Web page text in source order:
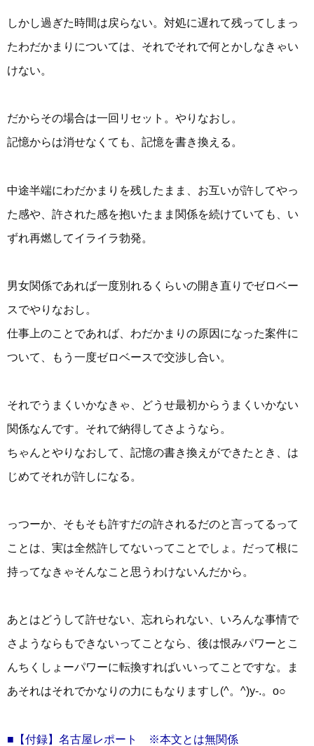
しかし過ぎた時間は戻らない。対処に遅れて残ってしまっ
たわだかまりについては、それでそれで何とかしなきゃい
けない。
だからその場合は一回リセット。やりなおし。
記憶からは消せなくても、記憶を書き換える。
中途半端にわだかまりを残したまま、お互いが許してやっ
た感や、許された感を抱いたまま関係を続けていても、い
ずれ再燃してイライラ勃発。
男女関係であれば一度別れるくらいの開き直りでゼロベー
スでやりなおし。
仕事上のことであれば、わだかまりの原因になった案件に
ついて、もう一度ゼロベースで交渉し合い。
それでうまくいかなきゃ、どうせ最初からうまくいかない
関係なんです。それで納得してさようなら。
ちゃんとやりなおして、記憶の書き換えができたとき、は
じめてそれが許しになる。
っつーか、そもそも許すだの許されるだのと言ってるって
ことは、実は全然許してないってことでしょ。だって根に
持ってなきゃそんなこと思うわけないんだから。
あとはどうして許せない、忘れられない、いろんな事情で
さようならもできないってことなら、後は恨みパワーとこ
んちくしょーパワーに転換すればいいってことですな。ま
あそれはそれでかなりの力にもなりますし(^。^)y-.。o○
■【付録】名古屋レポート ※本文とは無関係